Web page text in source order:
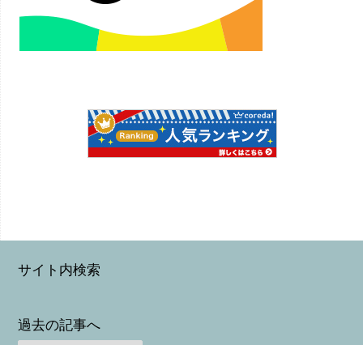
サイト内検索
過去の記事へ